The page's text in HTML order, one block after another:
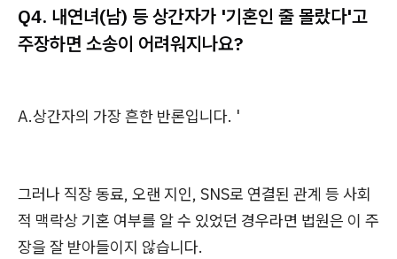
Q4. 내연녀(남) 등 상간자가 '기혼인 줄 몰랐다'고
주장하면 소송이 어려워지나요?
A.상간자의 가장 흔한 반론입니다. '
그러나 직장 동료, 오랜 지인, SNS로 연결된 관계 등 사회
적 맥락상 기혼 여부를 알 수 있었던 경우라면 법원은 이 주
장을 잘 받아들이지 않습니다.